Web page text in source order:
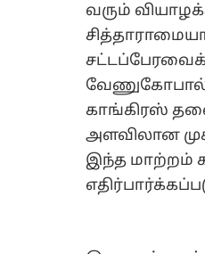
வரும்
சட்டப்பேரவைக்
வேணுகோபால்
காங்கிரஸ்
அளவிலான
இந்த மாற்றம்